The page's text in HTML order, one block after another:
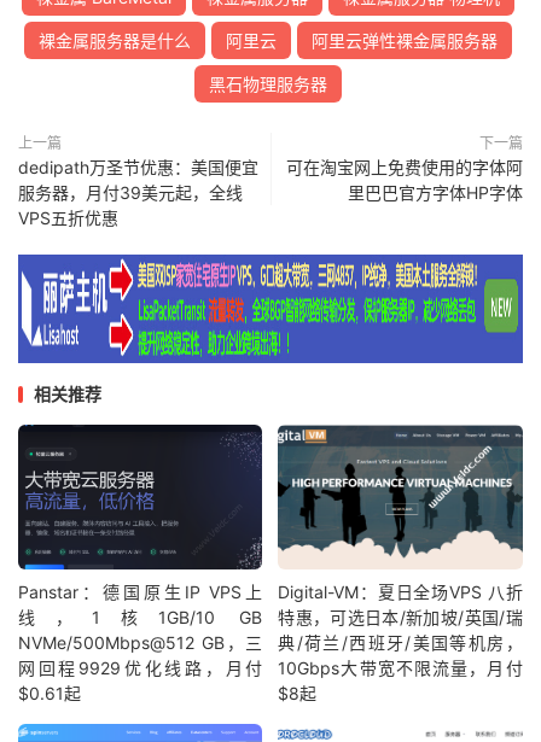
裸金属服务器是什么 阿里云 阿里云弹性裸金属服务器
黑石物理服务器
上一篇
dedipath万圣节优惠：美国便宜
服务器，月付39美元起，全线
VPS五折优惠
下一篇
可在淘宝网上免费使用的字体阿
里巴巴官方字体HP字体
相关推荐
Panstar：德国原生IP VPS上
线，1核1GB/10 GB
NVMe/500Mbps@512 GB，三
网回程9929优化线路，月付
$0.61起
Digital-VM：夏日全场VPS 八折
特惠，可选日本/新加坡/英国/瑞
典/荷兰/西班牙/美国等机房，
10Gbps大带宽不限流量，月付
$8起